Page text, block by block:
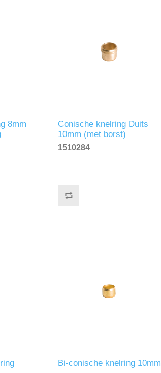
8mm
Conische knelring Duits
10mm (met borst)
1510284
Bi-conische knelring 10mm